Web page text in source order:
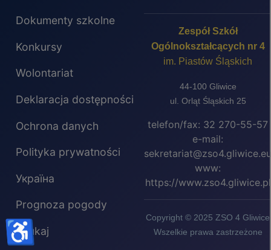
Dokumenty szkolne
Konkursy
Wolontariat
Deklaracja dostępności
Ochrona danych
Polityka prywatności
Україна
Prognoza pogody
Szukaj
Zespół Szkół
Ogólnokształcących nr 4
im. Piastów Śląskich
44-100 Gliwice
ul. Orląt Śląskich 25
telefon/fax: 32 270-55-57
e-mail:
www:
https://www.zso4.gliwice.pl
Copyright © 2025 ZSO 4 Gliwice
Wszelkie prawa zastrzeżone